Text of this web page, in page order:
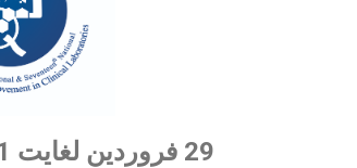
29 فروردین لغایت 1 اردیبهشت 1398